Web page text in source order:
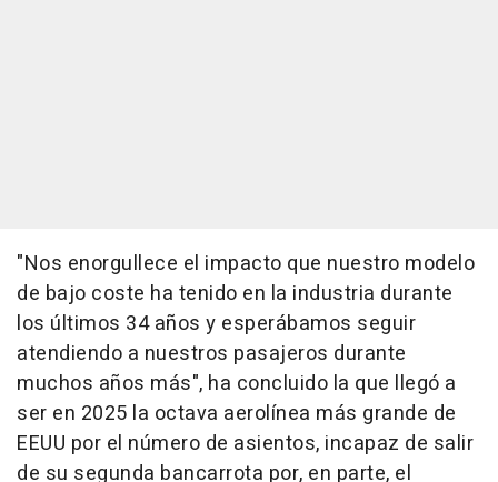
"Nos enorgullece el impacto que nuestro modelo
de bajo coste ha tenido en la industria durante
los últimos 34 años y esperábamos seguir
atendiendo a nuestros pasajeros durante
muchos años más", ha concluido la que llegó a
ser en 2025 la octava aerolínea más grande de
EEUU por el número de asientos, incapaz de salir
de su segunda bancarrota por, en parte, el